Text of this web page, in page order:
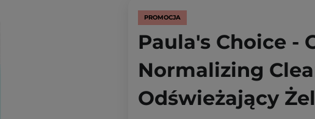
PROMOCJA
Paula's Choice -
Normalizing
Odświeżający